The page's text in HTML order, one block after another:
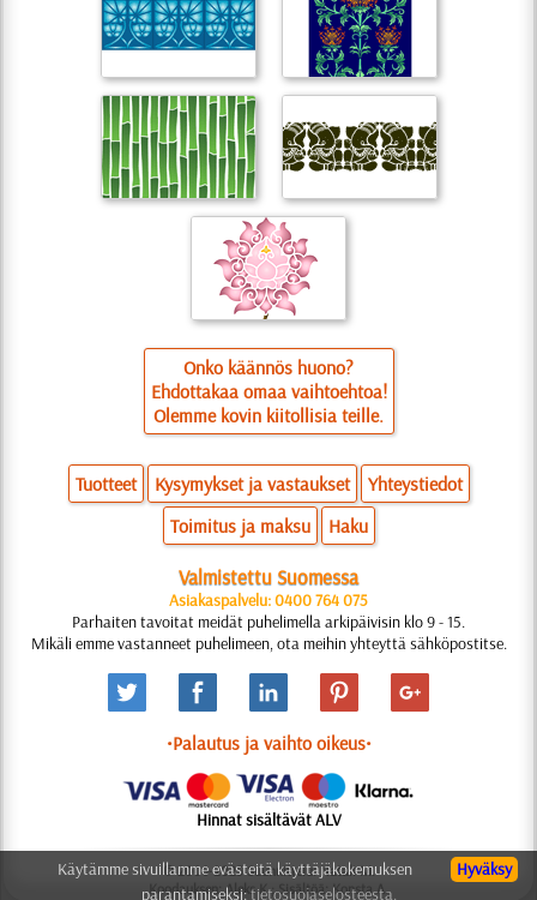
Onko käännös huono?
Ehdottakaa omaa vaihtoehtoa!
Olemme kovin kiitollisia teille.
Tuotteet Kysymykset ja vastaukset
Yhteystiedot
Toimitus ja maksu
Haku
Valmistettu Suomessa
Asiakaspalvelu: 0400 764 075
Parhaiten tavoitat meidät puhelimella arkipäivisin klo 9 - 15.
Mikäli emme vastanneet puhelimeen, ota meihin yhteyttä sähköpostitse.
•Palautus ja vaihto oikeus•
Hinnat sisältävät ALV
© 2006-2025 Suunnittelu: Natali M.
Koodauksen: Aleks K.; Sisältöä: Konsta A.
Hyväksy
Käytämme sivuillamme evästeitä käyttäjäkokemuksen
parantamiseksi:tietosuojaselosteesta.